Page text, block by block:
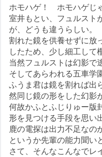
ホモハゲ！ ホモハゲじ
室井もとい、フュルスト
が、どうも違うらしい。
割れた鏡を供養せずに放
したため、少し細工して
当然フュルストは幻影で
そしてあらわれる五車学
ふうま君は鏡を割れば出
然同じ鏡の形をした幻影
何故かふとふじりゅー版
形を見つける手段を思い
鹿の電探は出力不足なの
というか先輩の能力聞い
さて、そんなこんなでレ